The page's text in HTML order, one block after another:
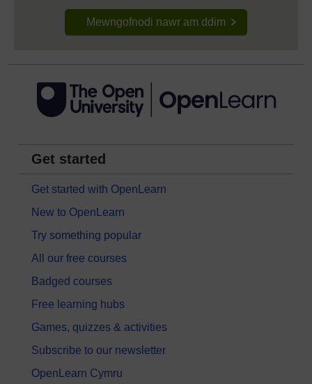
Mewngofnodi nawr am ddim
Get started
Get started with OpenLearn
New to OpenLearn
Try something popular
All our free courses
Badged courses
Free learning hubs
Games, quizzes & activities
Subscribe to our newsletter
OpenLearn Cymru